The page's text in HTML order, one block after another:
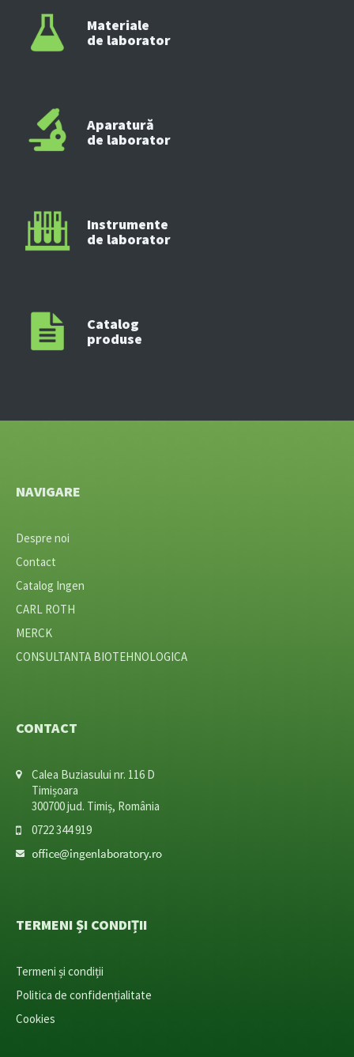
Materiale
de laborator
Aparatură
de laborator
Instrumente
de laborator
Catalog
produse
NAVIGARE
Despre noi
Contact
Catalog Ingen
CARL ROTH
MERCK
CONSULTANTA BIOTEHNOLOGICA
CONTACT
Calea Buziasului nr. 116 D
Timișoara
300700 jud. Timiș, România
0722 344 919
TERMENI ȘI CONDIȚII
Termeni și condiții
Politica de confidențialitate
Cookies